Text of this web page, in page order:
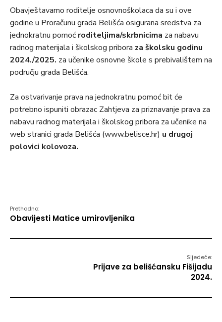
Obavještavamo roditelje osnovnoškolaca da su i ove
godine u Proračunu grada Belišća osigurana sredstva za
jednokratnu pomoć roditeljima/skrbnicima za nabavu
radnog materijala i školskog pribora za školsku godinu
2024./2025. za učenike osnovne škole s prebivalištem na
području grada Belišća.
Za ostvarivanje prava na jednokratnu pomoć bit će
potrebno ispuniti obrazac Zahtjeva za priznavanje prava za
nabavu radnog materijala i školskog pribora za učenike na
web stranici grada Belišća (www.belisce.hr) u drugoj
polovici kolovoza.
Prethodno:
Obavijesti Matice umirovljenika
Sljedeće:
Prijave za belišćansku Fišijadu
2024.